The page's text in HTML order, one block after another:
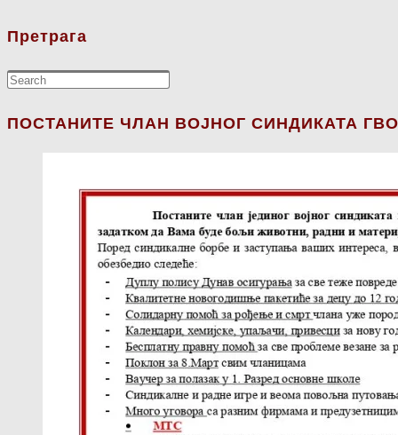
Претрага
ПОСТАНИТЕ ЧЛАН ВОЈНОГ СИНДИКАТА